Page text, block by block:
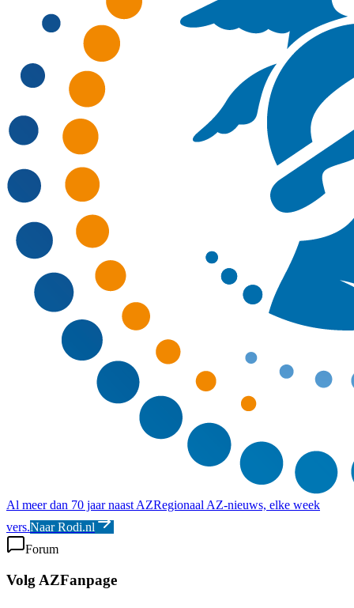
Al meer dan 70 jaar naast AZRegionaal AZ-nieuws, elke week
vers.Naar Rodi.nl
Forum
Volg AZFanpage